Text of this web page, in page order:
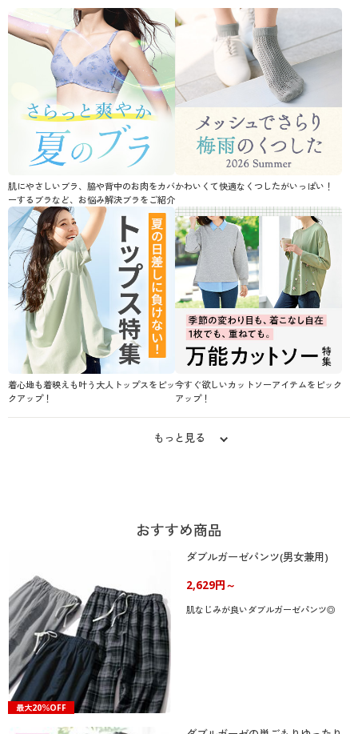
～ 円
解除する
閉じる
肌にやさしいブラ、脇や背中のお肉をカバ
ーするブラなど、お悩み解決ブラをご紹介
かわいくて快適なくつしたがいっぱい！
着心地も着映えも叶う大人トップスをピッ
クアップ！
今すぐ欲しいカットソーアイテムをピック
アップ！
もっと見る
おすすめ商品
最大20％OFF
ダブルガーゼパンツ(男女兼用)
2,629円～
肌なじみが良いダブルガーゼパンツ◎